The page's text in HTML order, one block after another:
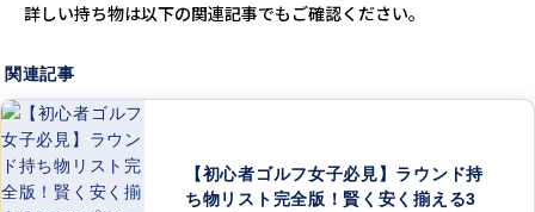
詳しい持ち物は以下の関連記事でもご確認ください。
関連記事
【初心者ゴルフ女子必見】ラウンド持
ち物リスト完全版！賢く安く揃える3